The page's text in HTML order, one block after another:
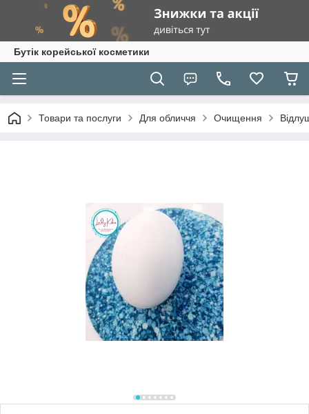
Бутік корейської косметики
Товари та послуги Для обличчя Очищення